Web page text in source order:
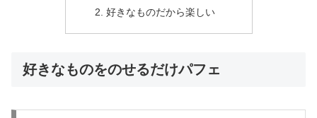
好きなものだから楽しい
好きなものをのせるだけパフェ